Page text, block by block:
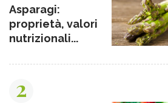
Asparagi:
proprietà, valori
nutrizionali...
2